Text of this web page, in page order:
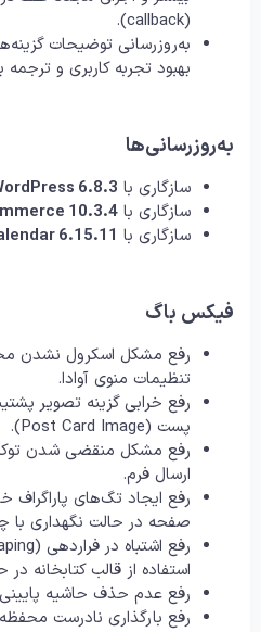
(callback).
به‌روزرسانی توضیحات
بهبود تجربه کاربری و ترجمه
به‌روزرسانی‌ها
سازگاری با 6.8.3
سازگاری با 10.3.4
سازگاری با 6.15.11
فیکس باگ
رفع مشکل اسکرول نشدن
تنظیمات منوی آوادا.
رفع خرابی گزینه تصویر
پست (Post Card Image).
رفع مشکل منقضی شدن
ارسال فرم.
رفع ایجاد تگ‌های پاراگراف
صفحه در حالت نگهداری با
استفاده از قالب کتابخانه
رفع عدم حذف حاشیه پایینی
رفع بارگذاری نادرست